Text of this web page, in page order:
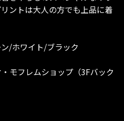
ントは大人の方でも上品に着
/ホワイト/ブラック
モフレムショップ（3Fバック